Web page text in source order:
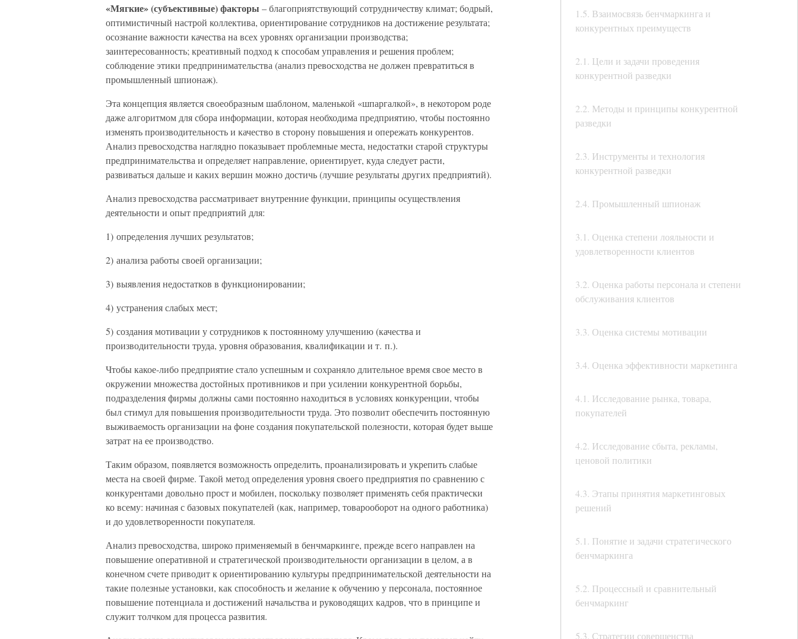
1.5. Взаимосвязь бенчмаркинга и
конкурентных преимуществ
2.1. Цели и задачи проведения
конкурентной разведки
2.2. Методы и принципы конкурентной
разведки
2.3. Инструменты и технология
конкурентной разведки
2.4. Промышленный шпионаж
3.1. Оценка степени лояльности и
удовлетворенности клиентов
3.2. Оценка работы персонала и степени
обслуживания клиентов
3.3. Оценка системы мотивации
3.4. Оценка эффективности маркетинга
4.1. Исследование рынка, товара,
покупателей
4.2. Исследование сбыта, рекламы,
ценовой политики
4.3. Этапы принятия маркетинговых
решений
5.1. Понятие и задачи стратегического
бенчмаркинга
5.2. Процессный и сравнительный
бенчмаркинг
5.3. Стратегии совершенства
«Мягкие» (субъективные) факторы – благоприятствующий сотрудничеству климат; бодрый,
оптимистичный настрой коллектива, ориентирование сотрудников на достижение результата;
осознание важности качества на всех уровнях организации производства;
заинтересованность; креативный подход к способам управления и решения проблем;
соблюдение этики предпринимательства (анализ превосходства не должен превратиться в
промышленный шпионаж).
Эта концепция является своеобразным шаблоном, маленькой «шпаргалкой», в некотором роде
даже алгоритмом для сбора информации, которая необходима предприятию, чтобы постоянно
изменять производительность и качество в сторону повышения и опережать конкурентов.
Анализ превосходства наглядно показывает проблемные места, недостатки старой структуры
предпринимательства и определяет направление, ориентирует, куда следует расти,
развиваться дальше и каких вершин можно достичь (лучшие результаты других предприятий).
Анализ превосходства рассматривает внутренние функции, принципы осуществления
деятельности и опыт предприятий для:
1) определения лучших результатов;
2) анализа работы своей организации;
3) выявления недостатков в функционировании;
4) устранения слабых мест;
5) создания мотивации у сотрудников к постоянному улучшению (качества и
производительности труда, уровня образования, квалификации и т. п.).
Чтобы какое-либо предприятие стало успешным и сохраняло длительное время свое место в
окружении множества достойных противников и при усилении конкурентной борьбы,
подразделения фирмы должны сами постоянно находиться в условиях конкуренции, чтобы
был стимул для повышения производительности труда. Это позволит обеспечить постоянную
выживаемость организации на фоне создания покупательской полезности, которая будет выше
затрат на ее производство.
Таким образом, появляется возможность определить, проанализировать и укрепить слабые
места на своей фирме. Такой метод определения уровня своего предприятия по сравнению с
конкурентами довольно прост и мобилен, поскольку позволяет применять себя практически
ко всему: начиная с базовых покупателей (как, например, товарооборот на одного работника)
и до удовлетворенности покупателя.
Анализ превосходства, широко применяемый в бенчмаркинге, прежде всего направлен на
повышение оперативной и стратегической производительности организации в целом, а в
конечном счете приводит к ориентированию культуры предпринимательской деятельности на
такие полезные установки, как способность и желание к обучению у персонала, постоянное
повышение потенциала и достижений начальства и руководящих кадров, что в принципе и
служит толчком для процесса развития.